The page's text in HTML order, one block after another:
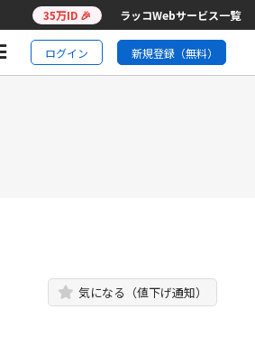
35万ID 🎉 ラッコWebサービス一覧
ログイン 新規登録（無料）
気になる（値下げ通知）